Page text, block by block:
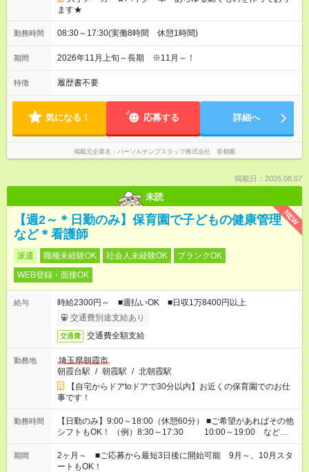
ます★
勤務時間 08:30～17:30(実働8時間 休憩1時間)
期間 2026年11月上旬～長期 ※11月～！
特徴 履歴書不要
気になる！ 応募する 詳細へ
掲載元企業名 パーソルテンプスタッフ株式会社 首都圏
掲載日：2026.08.07
未読
NEW
【週2～＊日勤のみ】保育園で子どもの健康管理
など＊看護師
派遣 職種未経験OK 社会人未経験OK
ブランクOK
WEB登録・面接OK
給与
時給2300円～ ■週払いOK ■日収1万8400円以上
交通費別途支給あり
交通費 交通費全額支給
勤務地
埼玉県朝霞市
朝霞台駅 / 朝霞駅 / 北朝霞駅
【自宅からドアtoドアで30分以内】お近くの保育園でのお仕
事です！
勤務時間
【日勤のみ】9:00～18:00（休憩60分） ■ご希望があればその他
シフトもOK！ （例）8:30～17:30 10:00～19:00 など
「家族とお休みを合わせたい」 「余裕を持って夕飯の準備がし
たい」 「できれば残業はしたくない」 など、ご希望があれば教
えてくださいね。 ※Wワーク希望の方へ 今ご覧のお仕事で希望
期間
2ヶ月～ ■ご応募から最短3日後に開始可能 9月～、10月スタ
ートもOK！